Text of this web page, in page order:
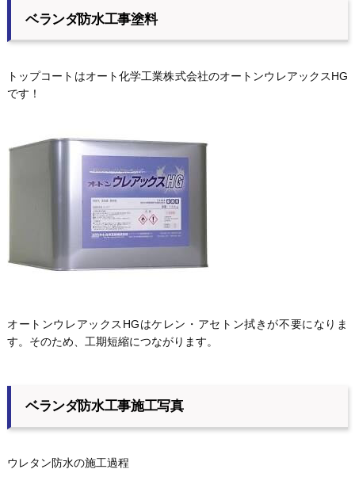
ベランダ防水工事塗料
トップコートはオート化学工業株式会社のオートンウレアックスHG
です！
オートンウレアックスHGはケレン・アセトン拭きが不要になりま
す。そのため、工期短縮につながります。
ベランダ防水工事施工写真
ウレタン防水の施工過程